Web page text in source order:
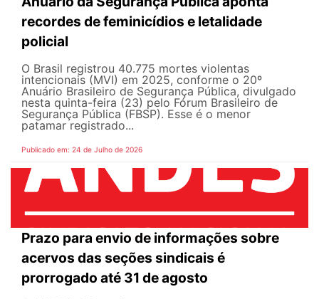
recordes de feminicídios e letalidade
policial
O Brasil registrou 40.775 mortes violentas
intencionais (MVI) em 2025, conforme o 20º
Anuário Brasileiro de Segurança Pública, divulgado
nesta quinta-feira (23) pelo Fórum Brasileiro de
Segurança Pública (FBSP). Esse é o menor
patamar registrado...
Publicado em: 24 de Julho de 2026
Prazo para envio de informações sobre
acervos das seções sindicais é
prorrogado até 31 de agosto